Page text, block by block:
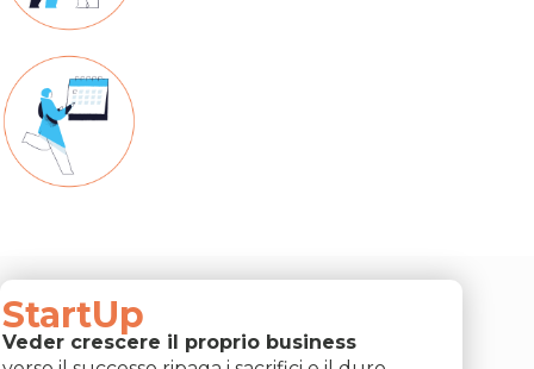
HAI UN'AZIENDA?
StartUp
Veder crescere il proprio business